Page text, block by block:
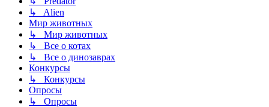
↳ Alien
Мир животных
↳ Мир животных
↳ Все о котах
↳ Все о динозаврах
Конкурсы
↳ Конкурсы
Опросы
↳ Опросы